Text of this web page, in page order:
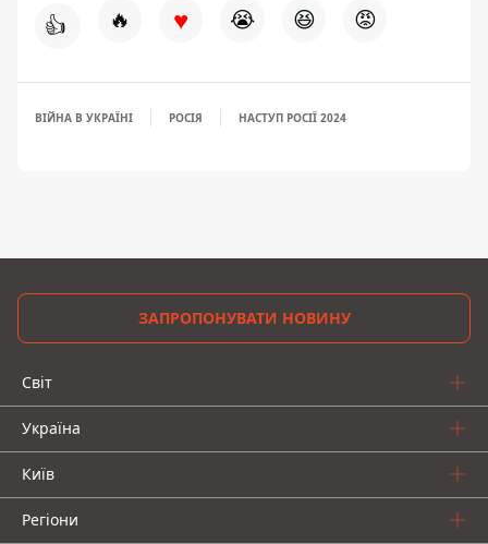
👍 🔥 ♥ 😭 😆 😡
ВІЙНА В УКРАЇНІ РОСІЯ НАСТУП РОСІЇ 2024
ЗАПРОПОНУВАТИ НОВИНУ
Світ
Україна
Київ
Регіони